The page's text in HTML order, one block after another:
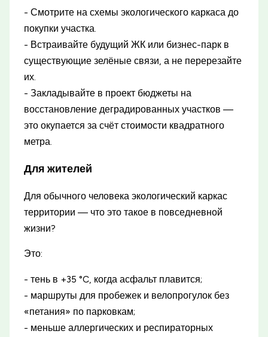
- Смотрите на схемы экологического каркаса до
покупки участка.
- Встраивайте будущий ЖК или бизнес-парк в
существующие зелёные связи, а не перерезайте
их.
- Закладывайте в проект бюджеты на
восстановление деградированных участков —
это окупается за счёт стоимости квадратного
метра.
Для жителей
Для обычного человека экологический каркас
территории — что это такое в повседневной
жизни?
Это:
- тень в +35 °C, когда асфальт плавится;
- маршруты для пробежек и велопрогулок без
«петания» по парковкам;
- меньше аллергических и респираторных